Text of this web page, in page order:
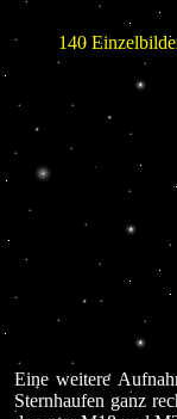
140
Eine weitere
Sternhaufen ganz